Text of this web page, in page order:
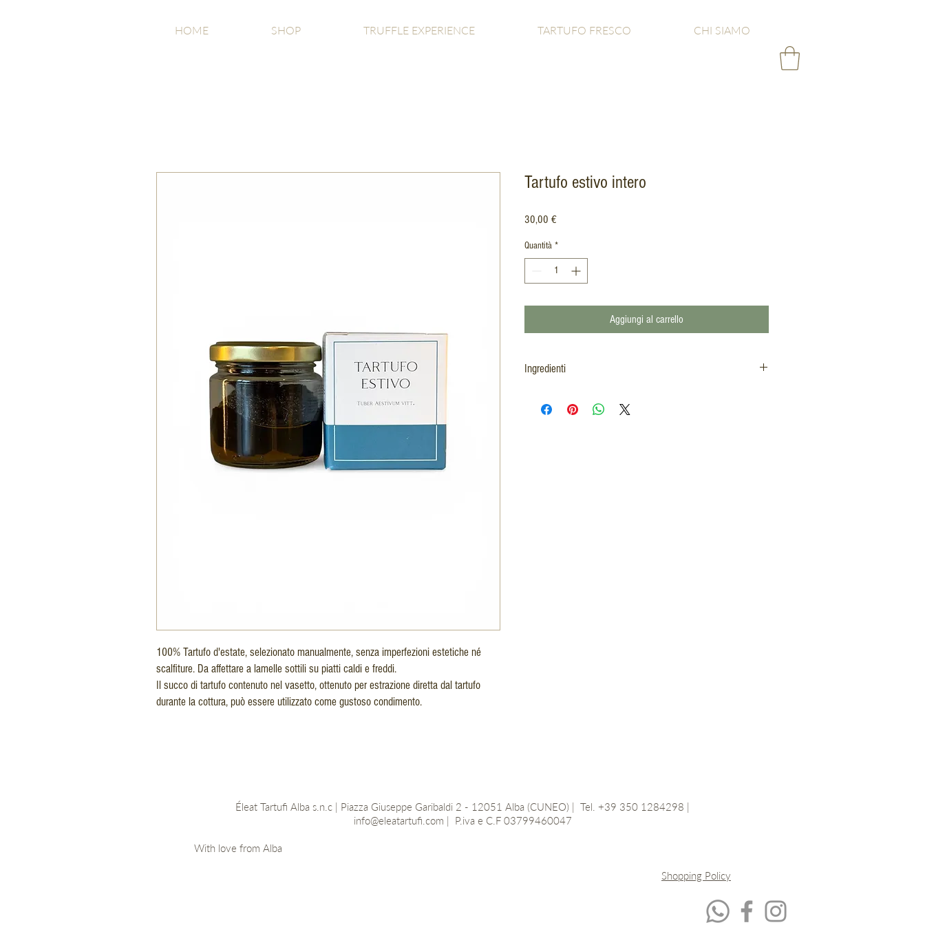
HOME SHOP TRUFFLE EXPERIENCE TARTUFO FRESCO CHI SIAMO
100% Tartufo d'estate, selezionato manualmente, senza imperfezioni estetiche né
scalfiture. Da affettare a lamelle sottili su piatti caldi e freddi.
Il succo di tartufo contenuto nel vasetto, ottenuto per estrazione diretta dal tartufo
durante la cottura, può essere utilizzato come gustoso condimento.
Tartufo estivo intero
30,00 €Prezzo
Quantità *
Aggiungi al carrello
Ingredienti
Peso netto 62g - Peso sgocciolato 50g
​Éleat Tartufi Alba s.n.c | Piazza Giuseppe Garibaldi 2 - 12051 Alba (CUNEO) | Tel. +39 350 1284298 |
info@eleatartufi.com | P.iva e C.F 03799460047
With love from Alba
Shopping Policy